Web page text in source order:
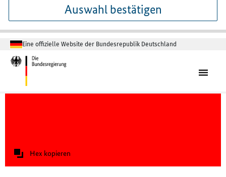
Auswahl bestätigen
Eine offizielle Website der Bundesrepublik Deutschland
Hex kopieren